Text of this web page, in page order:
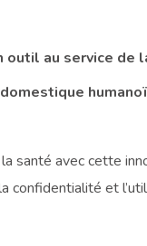
outil au service de
santé avec cette
confidentialité et